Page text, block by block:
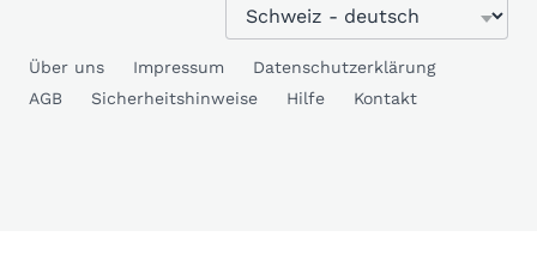
Über uns Impressum
Datenschutzerklärung
AGB
Sicherheitshinweise Hilfe Kontakt